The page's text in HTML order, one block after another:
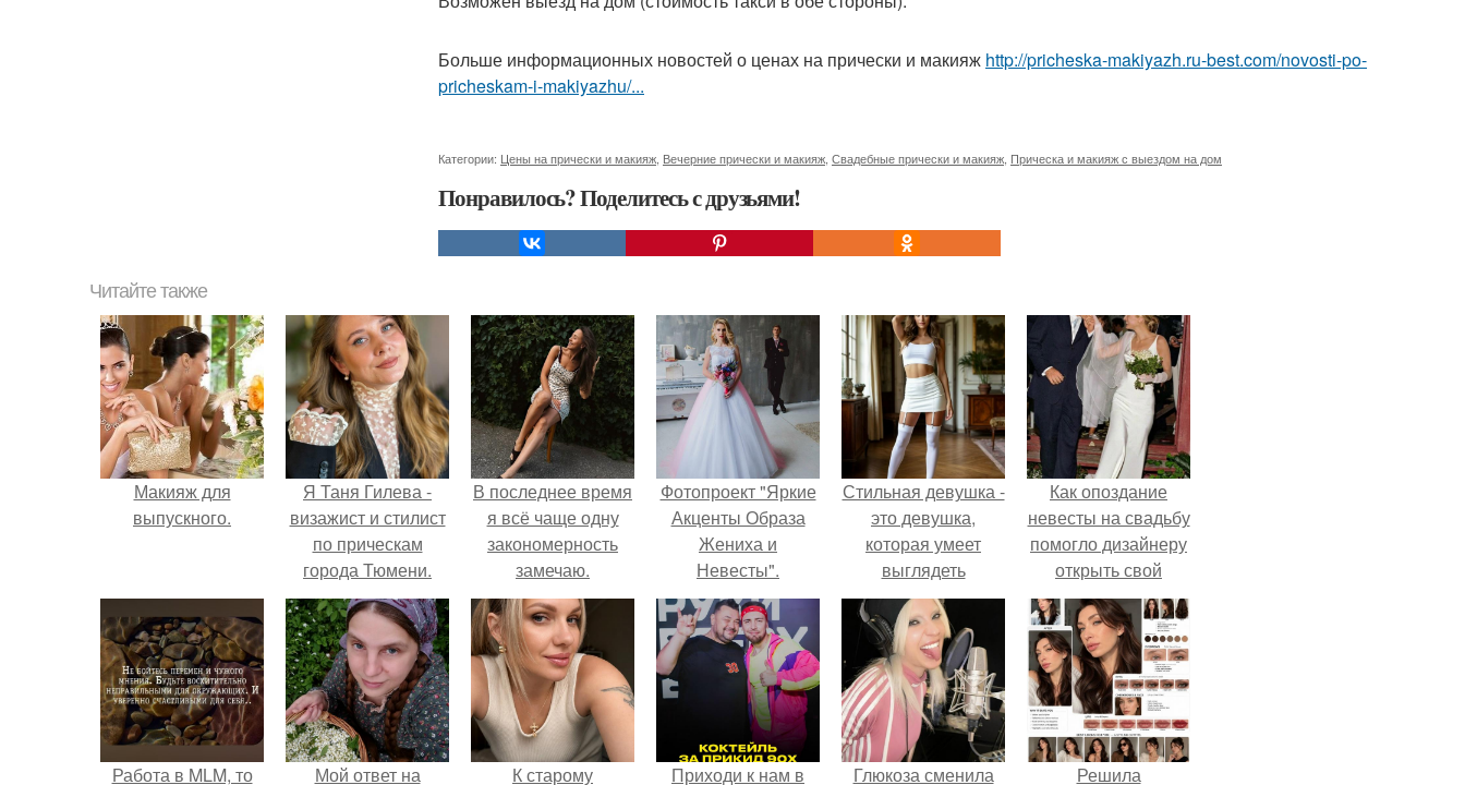
Больше информационных новостей о ценах на прически и макияж http://pricheska-makiyazh.ru-best.com/novosti-po-
pricheskam-i-makiyazhu/...
Категории: Цены на прически и макияж Вечерние прически и макияж Свадебные прически и макияж Прическа и макияж с выездом на дом
Понравилось? Поделитесь с друзьями!
Читайте также
Макияж для
выпускного.
Я Таня Гилева -
визажист и стилист
по прическам
города Тюмени.
В последнее время
я всё чаще одну
закономерность
замечаю.
Фотопроект "Яркие
Акценты Образа
Жениха и
Невесты".
Стильная девушка -
это девушка,
которая умеет
выглядеть
привлекательно и
элегантно в любои
ситуации.
Как опоздание
невесты на свадьбу
помогло дизайнеру
открыть свой
бренд.
Работа в MLM, то Мой ответ на К старому Приходи к нам в Глюкоза сменила Решила